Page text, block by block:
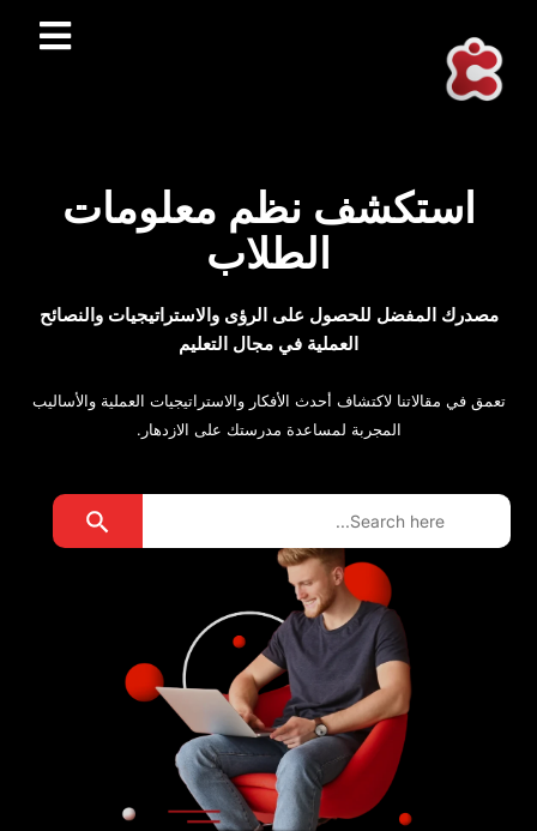
استكشف نظم معلومات
الطلاب
مصدرك المفضل للحصول على الرؤى والاستراتيجيات والنصائح
العملية في مجال التعليم
تعمق في مقالاتنا لاكتشاف أحدث الأفكار والاستراتيجيات العملية والأساليب
المجربة لمساعدة مدرستك على الازدهار.
Search
Search Button